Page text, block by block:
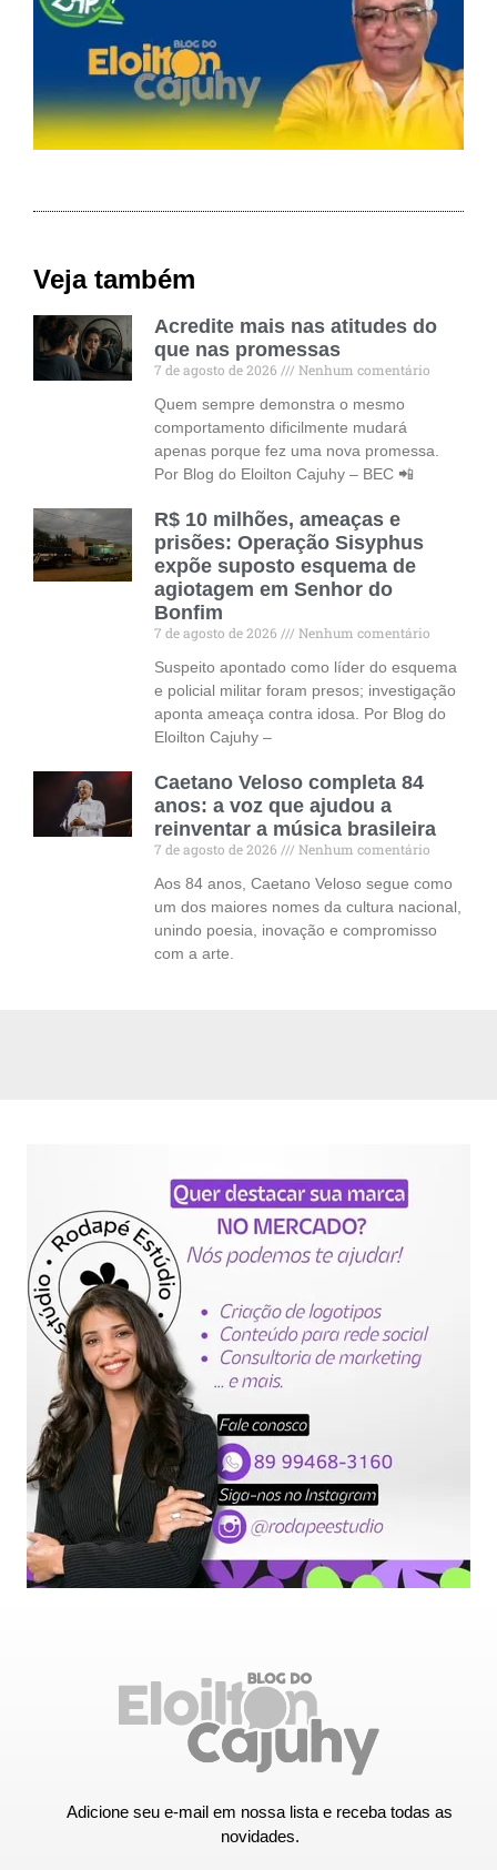
Veja também
Acredite mais nas atitudes do
que nas promessas
7 de agosto de 2026
Nenhum comentário
Quem sempre demonstra o mesmo
comportamento dificilmente mudará
apenas porque fez uma nova promessa.
Por Blog do Eloilton Cajuhy – BEC 📲
R$ 10 milhões, ameaças e
prisões: Operação Sisyphus
expõe suposto esquema de
agiotagem em Senhor do
Bonfim
7 de agosto de 2026
Nenhum comentário
Suspeito apontado como líder do esquema
e policial militar foram presos; investigação
aponta ameaça contra idosa. Por Blog do
Eloilton Cajuhy –
Caetano Veloso completa 84
anos: a voz que ajudou a
reinventar a música brasileira
7 de agosto de 2026
Nenhum comentário
Aos 84 anos, Caetano Veloso segue como
um dos maiores nomes da cultura nacional,
unindo poesia, inovação e compromisso
com a arte.
Adicione seu e-mail em nossa lista e receba todas as
novidades.